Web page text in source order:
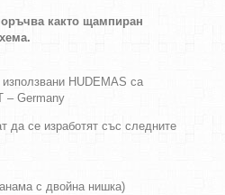
както щампиран
HUDEMAS са
– Germany
да се изработят със следните
с двойна нишка)